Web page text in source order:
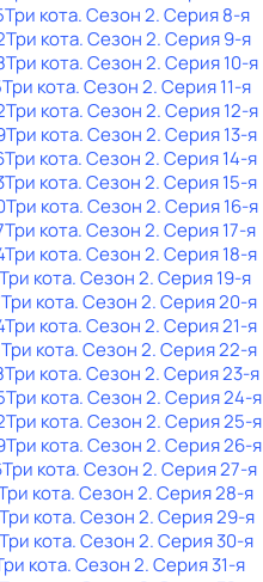
Три кота. Сезон 2. Серия 8-я
Три кота. Сезон 2. Серия 9-я
Три кота. Сезон 2. Серия 10-я
Три кота. Сезон 2. Серия 11-я
Три кота. Сезон 2. Серия 12-я
Три кота. Сезон 2. Серия 13-я
Три кота. Сезон 2. Серия 14-я
Три кота. Сезон 2. Серия 15-я
Три кота. Сезон 2. Серия 16-я
Три кота. Сезон 2. Серия 17-я
Три кота. Сезон 2. Серия 18-я
Три кота. Сезон 2. Серия 19-я
Три кота. Сезон 2. Серия 20-я
Три кота. Сезон 2. Серия 21-я
Три кота. Сезон 2. Серия 22-я
Три кота. Сезон 2. Серия 23-я
Три кота. Сезон 2. Серия 24-я
Три кота. Сезон 2. Серия 25-я
Три кота. Сезон 2. Серия 26-я
Три кота. Сезон 2. Серия 27-я
кота. Сезон 2. Серия 28-я
Три кота. Сезон 2. Серия 29-я
Три кота. Сезон 2. Серия 30-я
кота. Сезон 2. Серия 31-я